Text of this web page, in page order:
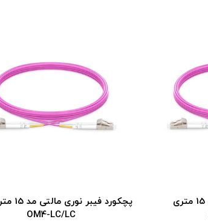
پچکورد فیبر نوری مالتی مد 15 متری
پچکورد فیبر
OM4-LC/LC